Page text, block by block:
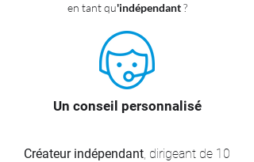
en tant qu'indépendant?
Un conseil personnalisé
Créateur indépendant, dirigeant de 10